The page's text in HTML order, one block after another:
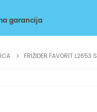
garancija
FRIŽIDER FAVORIT L2653 S